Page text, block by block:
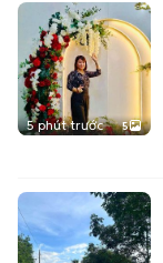
5 phút trước 5